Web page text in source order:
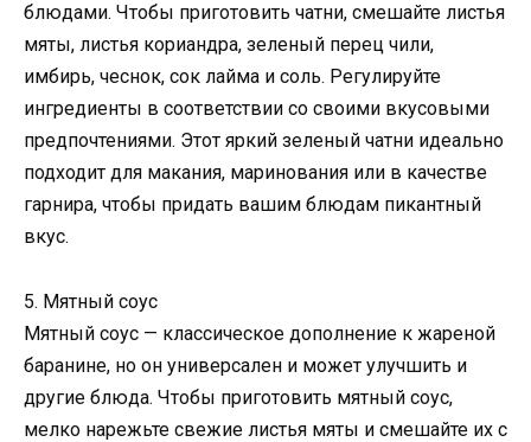
блюдами. Чтобы приготовить чатни, смешайте листья
мяты, листья кориандра, зеленый перец чили,
имбирь, чеснок, сок лайма и соль. Регулируйте
ингредиенты в соответствии со своими вкусовыми
предпочтениями. Этот яркий зеленый чатни идеально
подходит для макания, маринования или в качестве
гарнира, чтобы придать вашим блюдам пикантный
вкус.
5. Мятный соус
Мятный соус — классическое дополнение к жареной
баранине, но он универсален и может улучшить и
другие блюда. Чтобы приготовить мятный соус,
мелко нарежьте свежие листья мяты и смешайте их с